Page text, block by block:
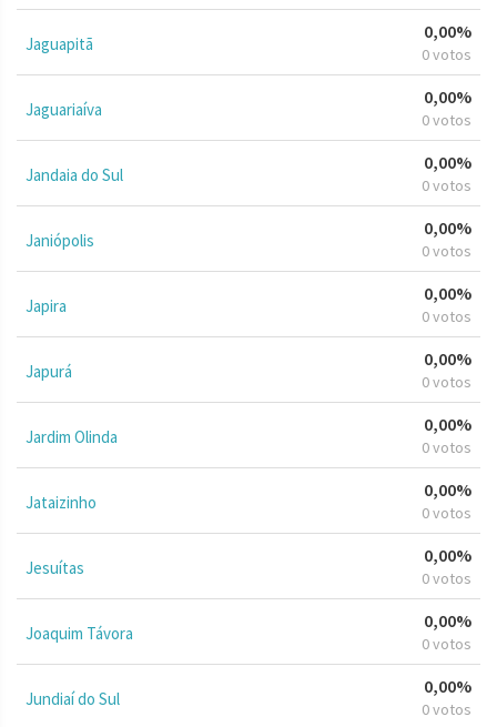
Jaguapitã
0,00%
0 votos
Jaguariaíva
0,00%
0 votos
Jandaia do Sul
0,00%
0 votos
Janiópolis
0,00%
0 votos
Japira
0,00%
0 votos
Japurá
0,00%
0 votos
Jardim Olinda
0,00%
0 votos
Jataizinho
0,00%
0 votos
Jesuítas
0,00%
0 votos
Joaquim Távora
0,00%
0 votos
Jundiaí do Sul
0,00%
0 votos